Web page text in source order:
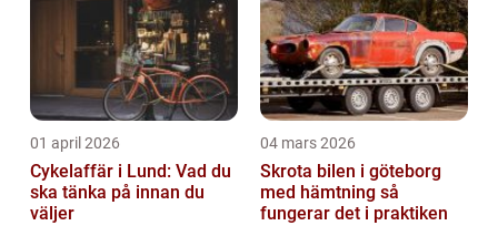
01 april 2026
Cykelaffär i Lund: Vad du
ska tänka på innan du
väljer
04 mars 2026
Skrota bilen i göteborg
med hämtning så
fungerar det i praktiken